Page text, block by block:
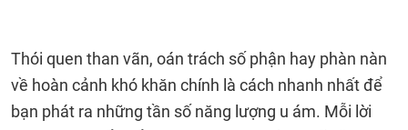
Thói quen than vãn, oán trách số phận hay phàn nàn
về hoàn cảnh khó khăn chính là cách nhanh nhất để
bạn phát ra những tần số năng lượng u ám. Mỗi lời